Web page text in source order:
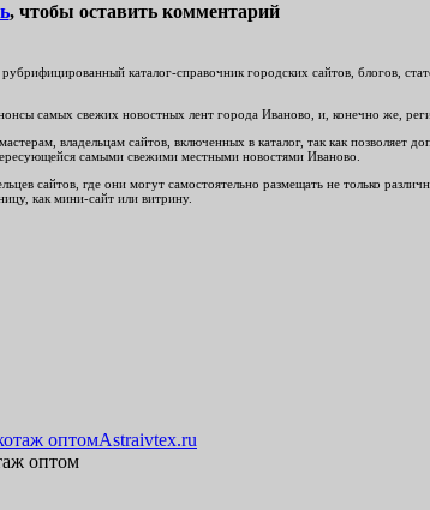
, чтобы оставить комментарий
каталог-справочник городских сайтов, блогов,
самых свежих новостных лент города Иваново, и, конечно же,
владельцам сайтов, включенных в каталог, так как позволяет
самыми свежими местными новостями Иваново.
сайтов, где они могут самостоятельно размещать не только
как мини-сайт или витрину.
Astraivtex.ru
оптом